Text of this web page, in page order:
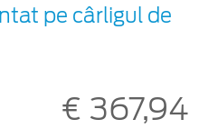
pe cârligul de
€ 367,94